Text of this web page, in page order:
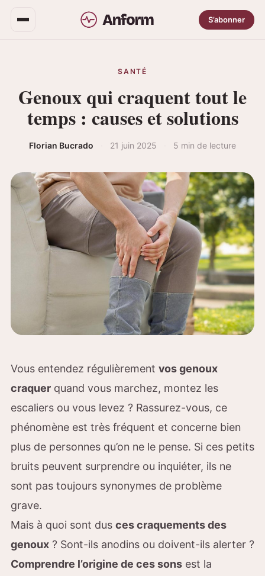
S’abonner
SANTÉ
Genoux qui craquent tout le
temps : causes et solutions
Florian Bucrado 21 juin 2025 5 min de lecture
Vous entendez régulièrement vos genoux
craquer quand vous marchez, montez les
escaliers ou vous levez ? Rassurez-vous, ce
phénomène est très fréquent et concerne bien
plus de personnes qu’on ne le pense. Si ces petits
bruits peuvent surprendre ou inquiéter, ils ne
sont pas toujours synonymes de problème
grave.
Mais à quoi sont dus ces craquements des
genoux ? Sont-ils anodins ou doivent-ils alerter ?
Comprendre l’origine de ces sons est la